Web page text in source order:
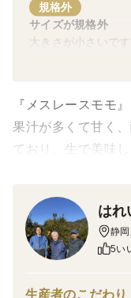
規格外
サイズが規格外
大きさが小さいです
『メスレースモモ
果汁が多くて甘く
ており、生で美味
と小さいので、ひ
また、ペクチンが
です。
はれ
静
5い
生産者のこだわり